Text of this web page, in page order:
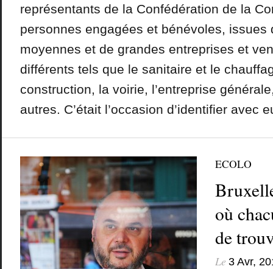
représentants de la Confédération de la
personnes engagées et bénévoles, issues
moyennes et de grandes entreprises et
différents tels que le sanitaire et le
construction, la voirie, l’entreprise
autres. C’était l’occasion d’identifier avec
ECOLO
où
de
Le 3 Avr,